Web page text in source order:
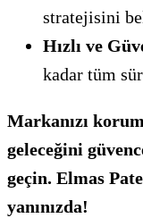
stratejisini
Hızlı ve
kadar tüm
Markanızı
geleceğini
geçin. Elmas
yanınızda!